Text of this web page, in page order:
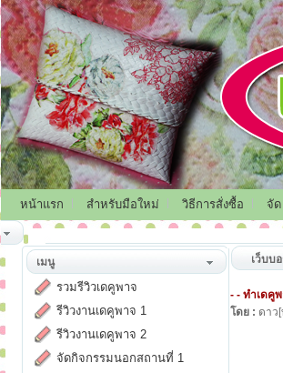
หน้าแรก สำหรับมือใหม่ วิธีการสั่งซื้อ จัด
เมนู
รวมรีวิวเดคูพาจ
รีวิวงานเดคูพาจ 1
รีวิวงานเดคูพาจ 2
จัดกิจกรรมนอกสถานที่ 1
เว็บบ
- - ทำเดคู
โดย : ดาว